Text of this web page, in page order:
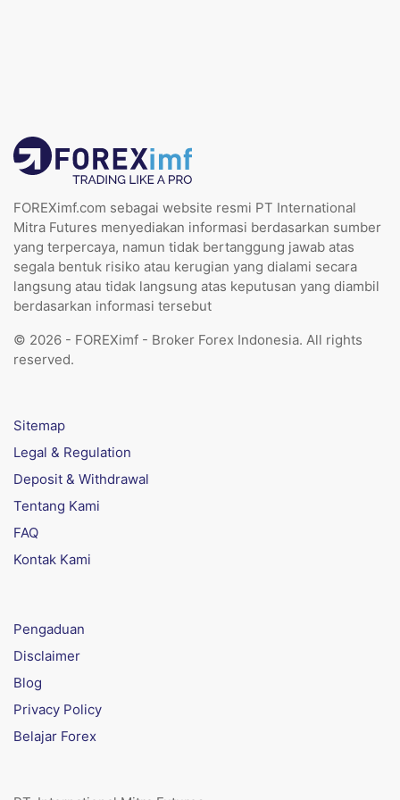
FOREXimf.com sebagai website resmi PT International
Mitra Futures menyediakan informasi berdasarkan sumber
yang terpercaya, namun tidak bertanggung jawab atas
segala bentuk risiko atau kerugian yang dialami secara
langsung atau tidak langsung atas keputusan yang diambil
berdasarkan informasi tersebut
© 2026 - FOREXimf - Broker Forex Indonesia. All rights
reserved.
Sitemap
Legal & Regulation
Deposit & Withdrawal
Tentang Kami
FAQ
Kontak Kami
Pengaduan
Disclaimer
Blog
Privacy Policy
Belajar Forex